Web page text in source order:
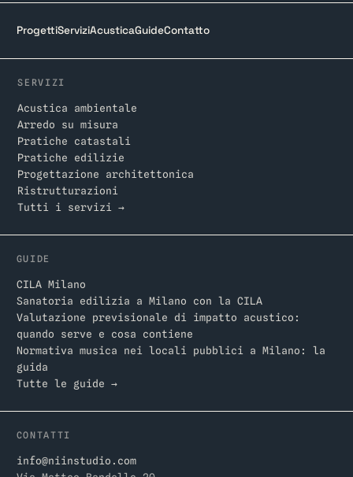
ProgettiServiziAcusticaGuideContatto
SERVIZI
Acustica ambientale
Arredo su misura
Pratiche catastali
Pratiche edilizie
Progettazione architettonica
Ristrutturazioni
Tutti i servizi →
GUIDE
CILA Milano
Sanatoria edilizia a Milano con la CILA
Valutazione previsionale di impatto acustico:
quando serve e cosa contiene
Normativa musica nei locali pubblici a Milano: la
guida
Tutte le guide →
CONTATTI
info@niinstudio.com